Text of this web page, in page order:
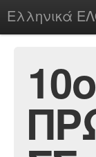
Ελληνικά
chesstu.be @
Login